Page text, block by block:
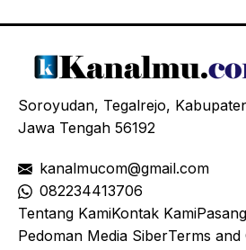
Soroyudan, Tegalrejo,
Jawa Tengah 56192
kanalmucom@gmail.com
082234413706
Tentang KamiKontak Kami
Pedoman Media SiberTerms and